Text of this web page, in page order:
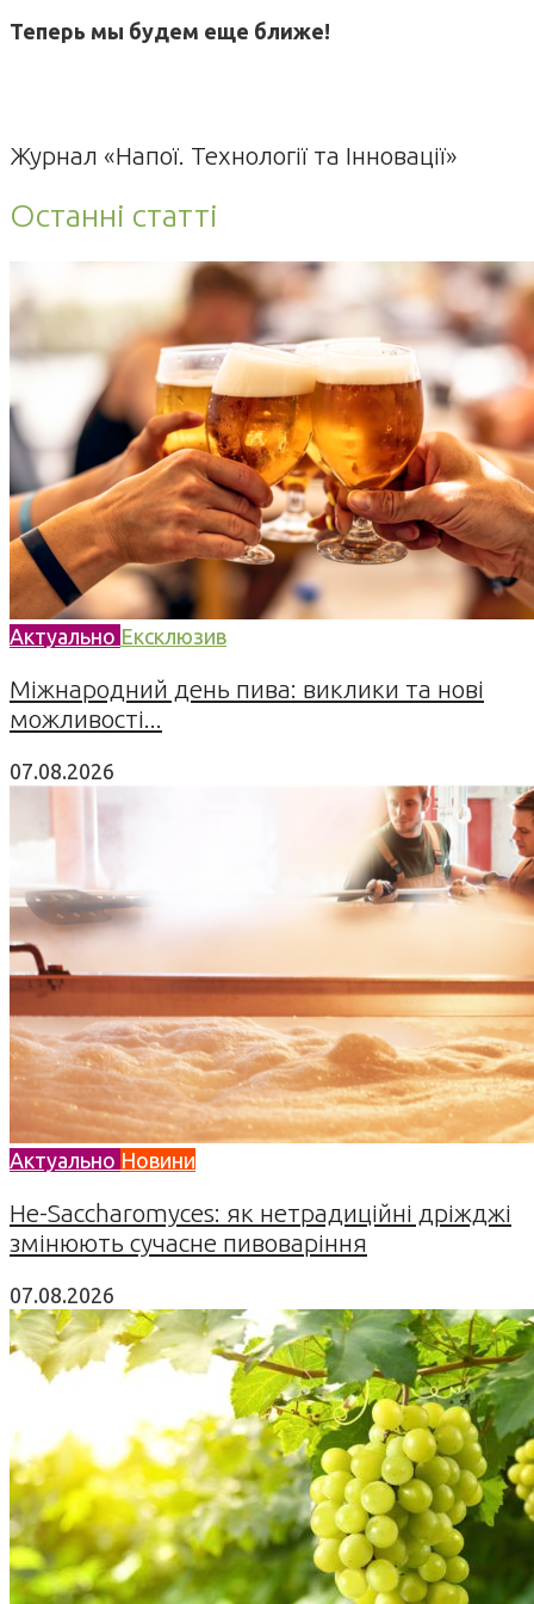
Теперь мы будем еще ближе!
Журнал «Напої. Технології та Інновації»
Останні статті
Актуально Ексклюзив
Міжнародний день пива: виклики та нові
можливості...
07.08.2026
Актуально Новини
Не-Saccharomyces: як нетрадиційні дріжджі
змінюють сучасне пивоваріння
07.08.2026